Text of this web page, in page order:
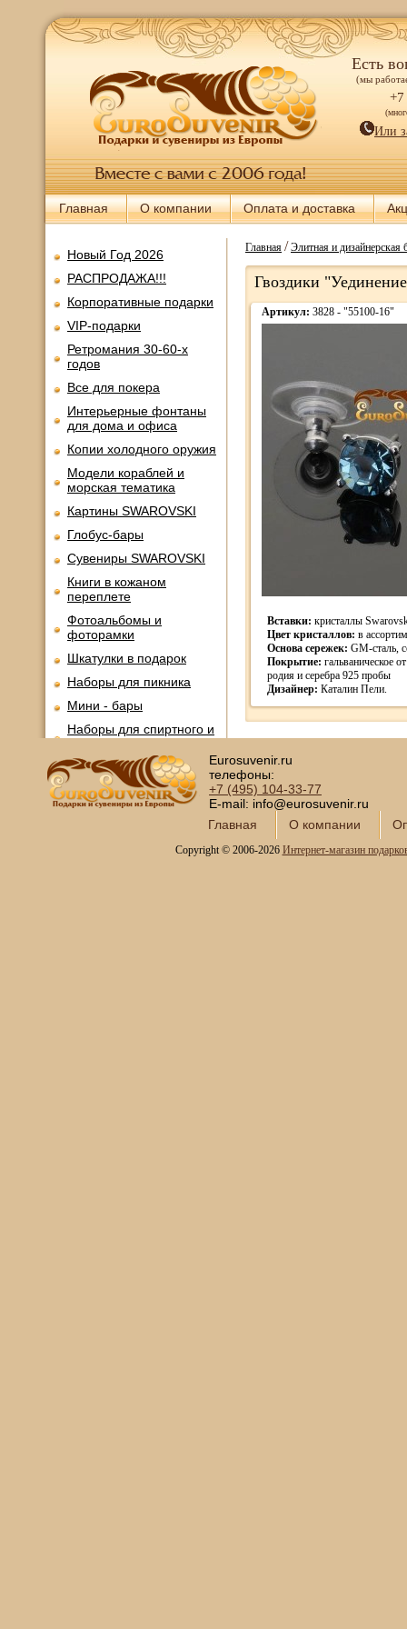
Есть
(мы
+7
Или
Главная О компании Оплата и доставка
Новый Год 2026
РАСПРОДАЖА!!!
Корпоративные подарки
VIP-подарки
Ретромания 30-60-х
годов
Все для покера
Интерьерные фонтаны
для дома и офиса
Копии холодного оружия
Модели кораблей и
морская тематика
Картины SWAROVSKI
Глобус-бары
Сувениры SWAROVSKI
Книги в кожаном
переплете
Фотоальбомы и
фоторамки
Шкатулки в подарок
Наборы для пикника
Мини - бары
Наборы для спиртного и
Сервизы кофейные
Сервизы чайные
Главная/Элитная и
Гвоздики
Артикул: 3828 - "55100-16"
Вставки: кристаллы
Цвет кристаллов: в
Основа сережек: GM-cталь,
Покрытие: гальваническое
родия и серебра 925 пробы
Дизайнер: Каталин Пели.
Eurosuvenir.ru
телефоны:
+7 (495) 104-33-77
E-mail: info@eurosuvenir.ru
Главная
О компании
Copyright © 2006-2026 Интернет-магазин